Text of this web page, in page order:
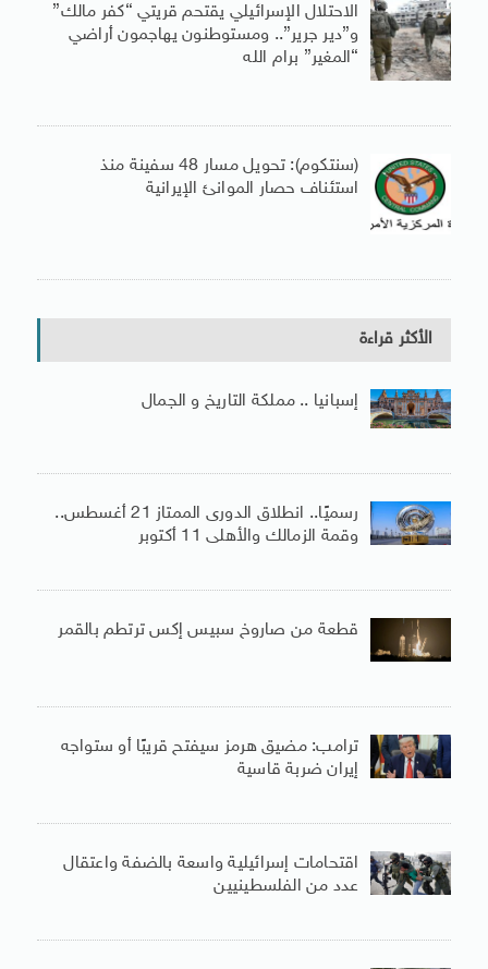
الاحتلال الإسرائيلي يقتحم قريتي “كفر مالك”
و”دير جرير”.. ومستوطنون يهاجمون أراضي
“المغير” برام الله
(سنتكوم): تحويل مسار 48 سفينة منذ
استئناف حصار الموانئ الإيرانية
الأكثر قراءة
إسبانيا .. مملكة التاريخ و الجمال
رسميًا.. انطلاق الدورى الممتاز 21 أغسطس..
وقمة الزمالك والأهلى 11 أكتوبر
قطعة من صاروخ سبيس إكس ترتطم بالقمر
ترامب: مضيق هرمز سيفتح قريبًا أو ستواجه
إيران ضربة قاسية
اقتحامات إسرائيلية واسعة بالضفة واعتقال
عدد من الفلسطينيين